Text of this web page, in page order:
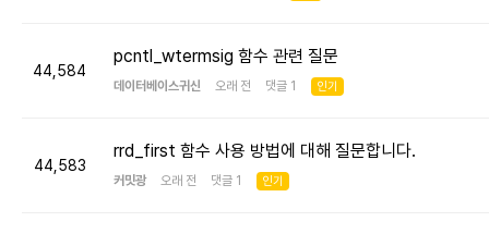
44,584
pcntl_wtermsig 함수 관련 질문
데이터베이스귀신 오래 전 댓글 1 인기
44,583
rrd_first 함수 사용 방법에 대해 질문합니다.
커밋광 오래 전 댓글 1 인기